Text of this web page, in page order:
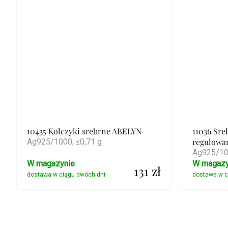
10435 Kolczyki srebrne ABELYN
Ag925/1000; ≤0,71 g
131 zł
W magazynie
11036
Ag925/
W